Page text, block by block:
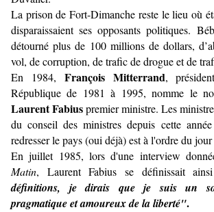
La prison de Fort-Dimanche reste le lieu où
disparaissaient ses opposants politiques.
détourné plus de 100 millions de dollars,
vol, de corruption, de trafic de drogue et de
En 1984, François Mitterrand,
République de 1981 à 1995, nomme le
Laurent Fabiuspremier ministre. Les
du conseil des ministres depuis cette
redresser le pays (oui déjà) est à l'ordre du
En juillet 1985, lors d'une interview
Matin, Laurent Fabius se définissait
définitions, je dirais que je suis un
pragmatique et amoureux de la liberté".